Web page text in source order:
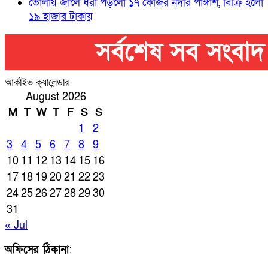
ভোলায় জালে ধরা পড়লো ১৭ কেজির নদীর পাঙ্গাশ, বিক্রি হলো
১৯ হাজার টাকায়
আর্কাইভ ক্যালেন্ডার
August 2026
M T W T F S S
1
2
3
4 5 6 7 8
9
10 11 12 13 14 15 16
17 18 192021 2223
24252627282930
31
« Jul
অফিসের ঠিকানা: